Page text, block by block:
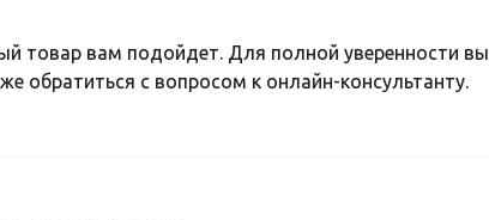
товар вам подойдет. Для полной уверенности вы
обратиться с вопросом к онлайн-консультанту.